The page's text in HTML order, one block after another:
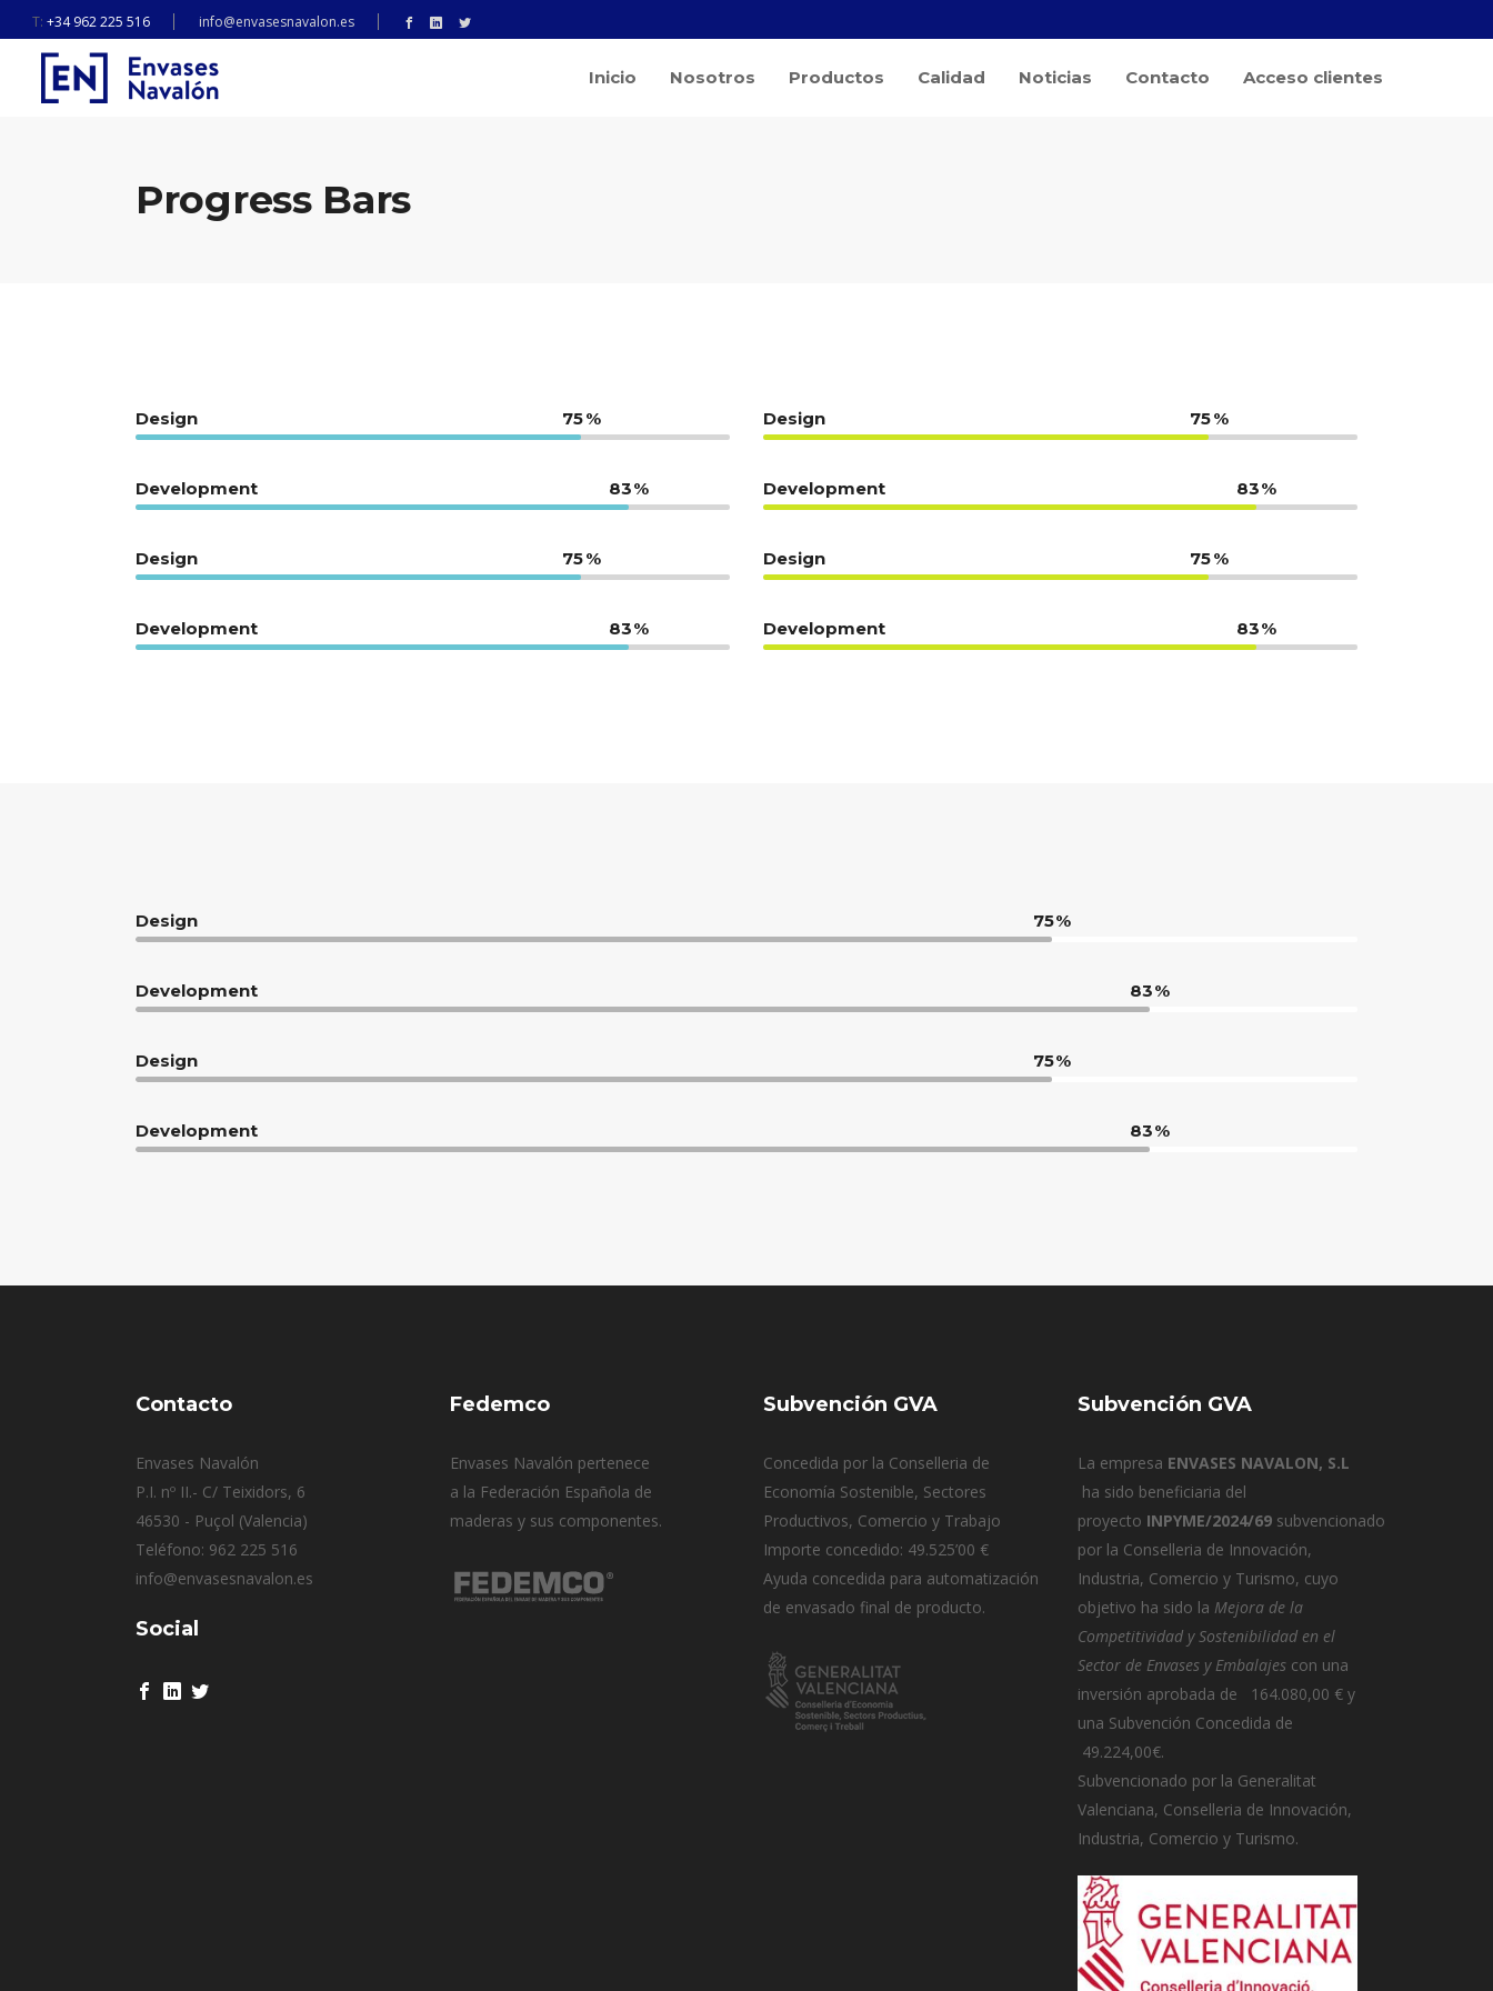
T: +34 962 225 516 info@envasesnavalon.es
Inicio Nosotros Productos Calidad Noticias Contacto Acceso clientes
Progress Bars
Design 75
Development 83
Design 75
Development 83
Design 75
Development 83
Design 75
Development 83
Design 75
Development 83
Design 75
Development 83
Contacto
Envases Navalón
P.I. nº II.- C/ Teixidors, 6
46530 - Puçol (Valencia)
Teléfono: 962 225 516
info@envasesnavalon.es
Social
Fedemco
Envases Navalón pertenece
a la Federación Española de
maderas y sus componentes.
Subvención GVA
Concedida por la Conselleria de
Economía Sostenible, Sectores
Productivos, Comercio y Trabajo
Importe concedido: 49.525’00 €
Ayuda concedida para automatización
de envasado final de producto.
Subvención GVA
La empresa ENVASES NAVALON, S.L
ha sido beneficiaria del
proyecto INPYME/2024/69subvencionado
por la Conselleria de Innovación,
Industria, Comercio y Turismo, cuyo
objetivo ha sido la Mejora de la
Competitividad y Sostenibilidad en el
Sector de Envases y Embalajescon una
inversión aprobada de 164.080,00 € y
una Subvención Concedida de
49.224,00€.
Subvencionado por la Generalitat
Valenciana, Conselleria de Innovación,
Industria, Comercio y Turismo.